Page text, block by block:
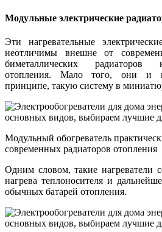
Модульные электрические
Эти нагревательные
неотличимы внешне от
биметаллических радиаторов
отопления. Мало того, они и
принципе, такую систему в
Модульный обогреватель
современных радиаторов отопления
Одним словом, такие нагреватели
нагрева теплоносителя и
обычных батарей отопления.